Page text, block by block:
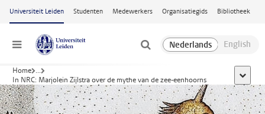
Ga naar hoofdinhoud
Universiteit Leiden Studenten Medewerkers Organisatiegids Bibliotheek
Menu
Home ...
In NRC: Marjolein Zijlstra over de mythe van de zee-eenhoorns
toon